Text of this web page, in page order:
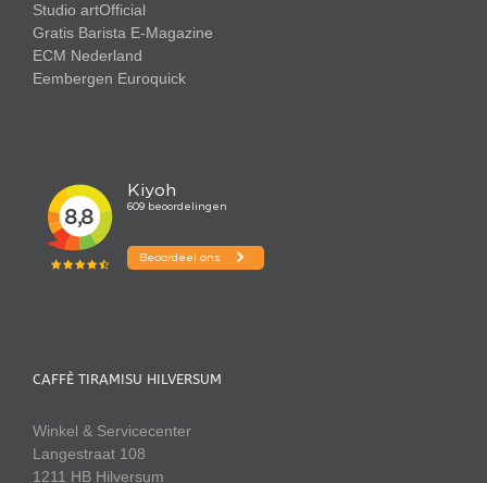
Studio artOfficial
Gratis Barista E-Magazine
ECM Nederland
Eembergen Euroquick
CAFFÈ TIRAMISU HILVERSUM
Winkel & Servicecenter
Langestraat 108
1211 HB Hilversum